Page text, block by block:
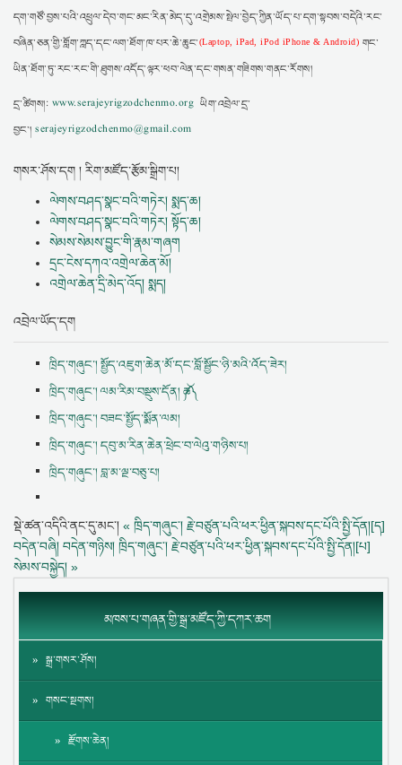
དག་གཙོ་བྱས་པའི་འཕྲུལ་དེབ་གང་མང་རིན་མེད་དུ་འགྲེམས་སྤེལ་བྱེད་ཀྱིན་ཡོད་པ་དག་སྟབས་བདེའི་རང་
བཞིན་ཅན་གྱི་གློག་ཀླད་དང་ལག་ཐོག་ཁ་པར་ཆེ་ཆུང་(Laptop, iPad, iPod iPhone & Android) གང་
ཡིན་ཐོག་ཏུ་རང་རང་གི་ཐུགས་འདོད་ལྟར་ཕབ་ལེན་དང་གསན་གཟིགས་གནང་རོགས།
དྲ་ཚིགས།: www.serajeyrigzodchenmo.org ཡིག་འབྲེལ་དྲ་
བྱང་།serajeyrigzodchenmo@gmail.com
གསར་ཤོས་དག ། རིག་མཛོད་རྩོམ་སྒྲིག་པ།
ལེགས་བཤད་སྣང་བའི་གཏེར། སྨད་ཆ།
ལེགས་བཤད་སྣང་བའི་གཏེར། སྟོད་ཆ།
སེམས་སེམས་བྱུང་གི་རྣམ་གཞག
དྲང་ངེས་དཀའ་འགྲེལ་ཆེན་མོ།
འགྲེལ་ཆེན་དྲི་མེད་འོད། སྨད།
འབྲེལ་ཡོད་དག
ཁྲིད་གཞུང་། སྤྱོད་འཇུག་ཆེན་མོ་དང་བློ་སྦྱོང་ཉི་མའི་འོད་ཟེར།
ཁྲིད་གཞུང་། ལམ་རིམ་བསྡུས་དོན། ༼ཆ༽
ཁྲིད་གཞུང་། བཟང་སྤྱོད་སྨོན་ལམ།
ཁྲིད་གཞུང་། དབུ་མ་རིན་ཆེན་ཕྲེང་བ་ལེའུ་གཉིས་པ།
ཁྲིད་གཞུང་། བླ་མ་ལྔ་བཅུ་པ།
སྡེ་ཚན་འདིའི་ནང་དུ་མང་། « ཁྲིད་གཞུང་། རྗེ་བཙུན་པའི་ཕར་ཕྱིན་སྐབས་དང་པོའི་སྤྱི་དོན།[ད]
བདེན་བཞི། བདེན་གཉིས། ཁྲིད་གཞུང་། རྗེ་བཙུན་པའི་ཕར་ཕྱིན་སྐབས་དང་པོའི་སྤྱི་དོན།[པ]
སེམས་བསྐྱེད། »
མཁས་པ་གཞན་གྱི་སྒྲ་མཛོད་ཀྱི་དཀར་ཆག
སྒྲ་གསར་ཤོས།
གསང་སྔགས།
རྫོགས་ཆེན།